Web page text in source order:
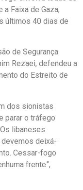
Faixa de Gaza,
últimos 40 dias de
de Segurança
Rezaei, defendeu a
do Estreito de
dos sionistas
parar o tráfego
libaneses
deixá-
Cessar-fogo
frente”,